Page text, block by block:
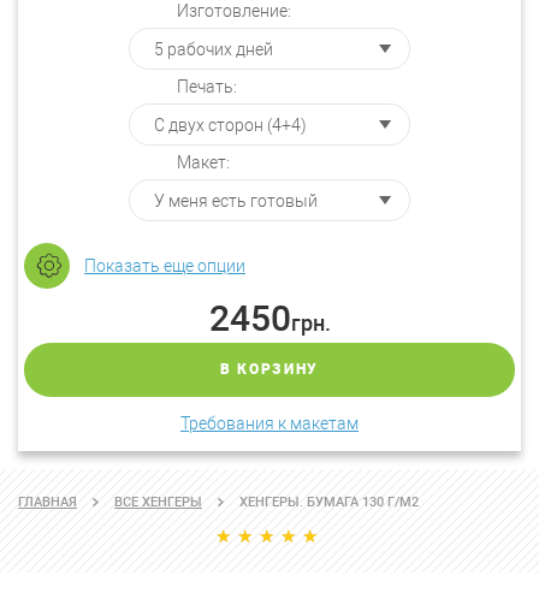
Изготовление:
Печать:
Макет:
Показать еще опции
2450грн.
В КОРЗИНУ
Требования к макетам
ГЛАВНАЯ ВСЕ ХЕНГЕРЫ ХЕНГЕРЫ. БУМАГА 130 Г/М2